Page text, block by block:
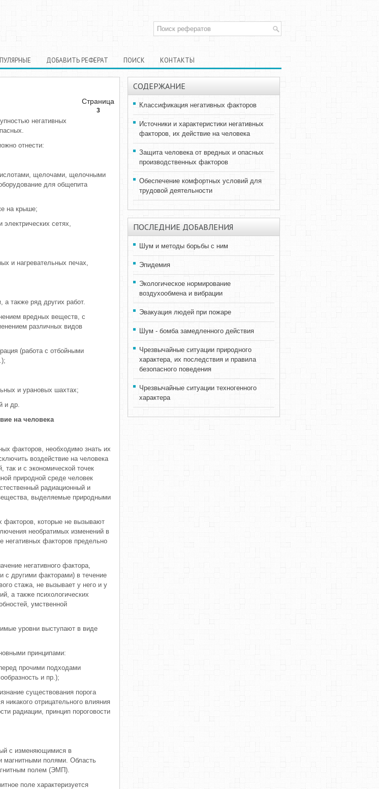
ДОБАВИТЬ РЕФЕРАТ ПОИСК КОНТАКТЫ
Страница
3
негативных
отнести:
щелочами, щелочными
для общепита
на крыше;
электрических сетях,
и нагревательных печах,
а также ряд других работ.
вредных веществ, с
различных видов
(работа с отбойными
и урановых шахтах;
и др.
на человека
факторов, необходимо знать их
воздействие на человека
так и с экономической точек
природной среде человек
радиационный и
выделяемые природными
факторов, которые не вызывают
необратимых изменений в
негативных факторов предельно
негативного фактора,
с другими факторами) в течение
стажа, не вызывает у него и у
а также психологических
умственной
уровни выступают в виде
принципами:
прочими подходами
и пр.);
существования порога
никакого отрицательного влияния
радиации, принцип пороговости
с изменяющимися в
магнитными полями. Область
полем (ЭМП).
поле характеризуется
СОДЕРЖАНИЕ
Классификация негативных факторов
Источники и характеристики негативных
факторов, их действие на человека
Защита человека от вредных и опасных
производственных факторов
Обеспечение комфортных условий для
трудовой деятельности
ПОСЛЕДНИЕ ДОБАВЛЕНИЯ
Шум и методы борьбы с ним
Эпидемия
Экологическое нормирование
воздухообмена и вибрации
Эвакуация людей при пожаре
Шум - бомба замедленного действия
Чрезвычайные ситуации природного
характера, их последствия и правила
безопасного поведения
Чрезвычайные ситуации техногенного
характера